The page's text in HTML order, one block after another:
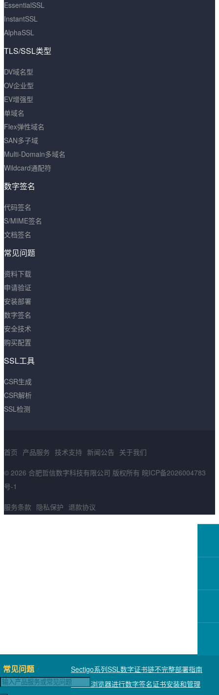
常见问题
Sectigo系列SSL数字证书链不完整部署指南
使用IE浏览器进行数字签名证书安装和管理
;
EssentialSSL
InstantSSL
AlphaSSL
TLS/SSL类型
DV域名型
OV企业型
EV增强型
单域名
Flex弹性域名
SAN多子域
Multi-Domain多域名
Wildcard通配符
数字签名
代码签名
S/MIME签名
文档签名
常见问题
资料下载
申请验证
安装部署
数字签名
安全技术
购买配置
SSL工具
CSR生成
CSR解析
SSL检测
首页 产品服务 技术支持 新闻公告 关于我们
© 2026 合肥哲信数字科技有限公司 版权所有 皖ICP备2026004783
号-1
服务条款 隐私保护 退款协议